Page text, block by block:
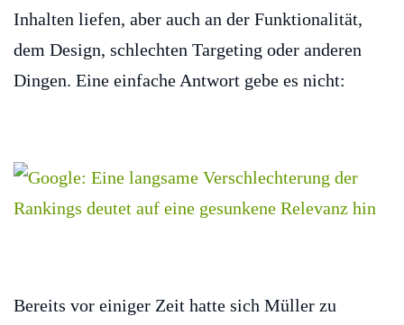
Inhalten liefen, aber auch an der Funktionalität,
dem Design, schlechten Targeting oder anderen
Dingen. Eine einfache Antwort gebe es nicht:
Bereits vor einiger Zeit hatte sich Müller zu